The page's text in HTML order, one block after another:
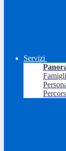
Servizi